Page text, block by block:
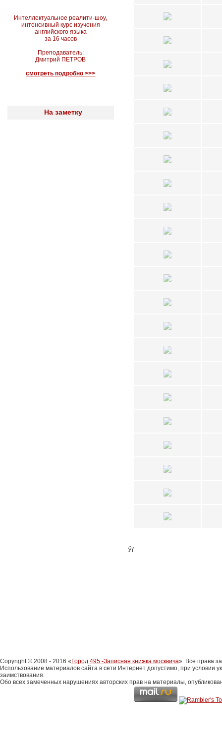
Интеллектуальное реалити-шоу,
интенсивный курс изучения
английского языка
за 16 часов
Преподаватель:
Дмитрий ПЕТРОВ
смотреть подробно >>>
На заметку
Ўѓ
Copyright © 2008 - 2016 «Город 495 -Записная книжка москвича». Все права
Использование материалов сайта в сети Интернет допустимо, при условии
заимствования.
Обо всех замеченных нарушениях авторских прав на материалы,